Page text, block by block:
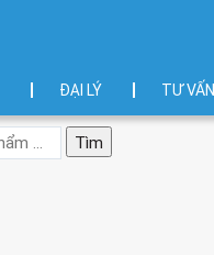
ĐẠI LÝ TƯ VẤN